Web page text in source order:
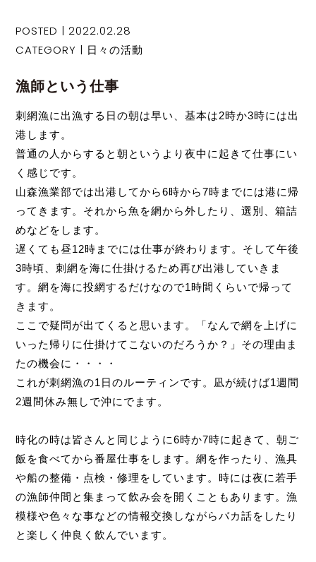
POSTED | 2022.02.28
CATEGORY | 日々の活動
漁師という仕事
刺網漁に出漁する日の朝は早い、基本は2時か3時には出
港します。
普通の人からすると朝というより夜中に起きて仕事にい
く感じです。
山森漁業部では出港してから6時から7時までには港に帰
ってきます。それから魚を網から外したり、選別、箱詰
めなどをします。
遅くても昼12時までには仕事が終わります。そして午後
3時頃、刺網を海に仕掛けるため再び出港していきま
す。網を海に投網するだけなので1時間くらいで帰って
きます。
ここで疑問が出てくると思います。「なんで網を上げに
いった帰りに仕掛けてこないのだろうか？」その理由ま
たの機会に・・・・
これが刺網漁の1日のルーティンです。凪が続けば1週間
2週間休み無しで沖にでます。
時化の時は皆さんと同じように6時か7時に起きて、朝ご
飯を食べてから番屋仕事をします。網を作ったり、漁具
や船の整備・点検・修理をしています。時には夜に若手
の漁師仲間と集まって飲み会を開くこともあります。漁
模様や色々な事などの情報交換しながらバカ話をしたり
と楽しく仲良く飲んでいます。